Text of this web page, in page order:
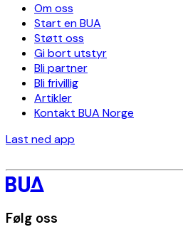
Om oss
Start en BUA
Støtt oss
Gi bort utstyr
Bli partner
Bli frivillig
Artikler
Kontakt BUA Norge
Last ned app
Følg oss